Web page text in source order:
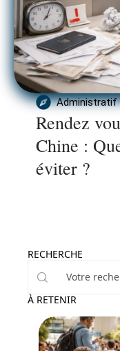
Administratif
Rendez
Chine :
éviter ?
RECHERCHE
À RETENIR